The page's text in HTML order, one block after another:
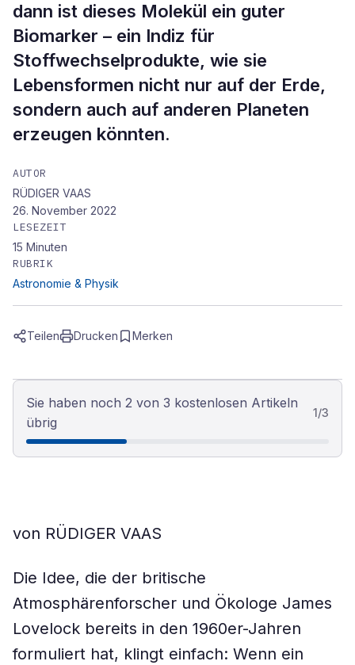
dann ist dieses Molekül ein guter
Biomarker – ein Indiz für
Stoffwechselprodukte, wie sie
Lebensformen nicht nur auf der Erde,
sondern auch auf anderen Planeten
erzeugen könnten.
AUTOR
RÜDIGER VAAS
26. November 2022
LESEZEIT
15 Minuten
RUBRIK
Astronomie & Physik
Teilen Drucken Merken
Sie haben noch 2 von 3 kostenlosen Artikeln
übrig
1/3
von RÜDIGER VAAS
Die Idee, die der britische
Atmosphärenforscher und Ökologe James
Lovelock bereits in den 1960er-Jahren
formuliert hat, klingt einfach: Wenn ein